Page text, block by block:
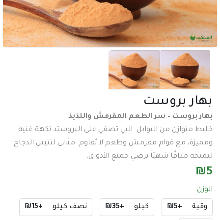
عدد وادوات
اكسسورات تصوير
طاقة شمسية
اكسسورات
ساعات
سماعاتبروست
– سر الطعم المقرمش واللذيذ
من التوابل التي تضفي على البروستد نكهة غنية
مع قوام مقرمش وطعم لا يُقاوم. مثالي لتتبيل الدجاج
مذاقًا شهيًا يرضي جميع الأذواق.
+₪5 كيلو +₪35 نصف كيلو +₪15